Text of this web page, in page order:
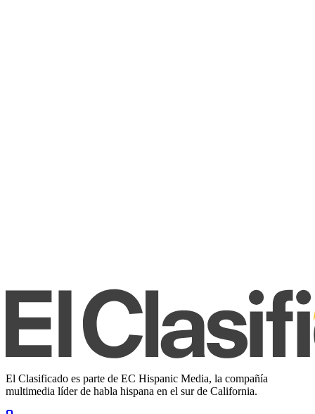
El Clasificado es parte de EC Hispanic Media, la compañía
multimedia líder de habla hispana en el sur de California.